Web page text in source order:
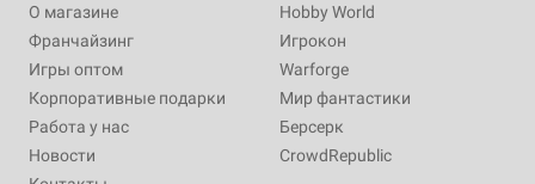
О магазине
Франчайзинг
Игры оптом
Корпоративные подарки
Работа у нас
Новости
Hobby World
Игрокон
Warforge
Мир фантастики
Берсерк
CrowdRepublic